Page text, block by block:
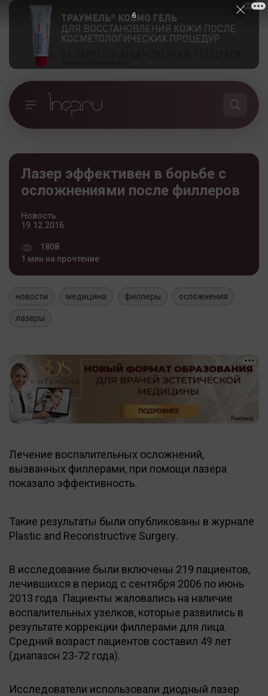
Лазер эффективен в борьбе с
осложнениями после филлеров
Новость
19.12.2016
1808
1 мин на прочтение
новости медицина филлеры осложнения
лазеры
Лечение воспалительных осложнений,
вызванных филлерами, при помощи лазера
показало эффективность.
Такие результаты были опубликованы в журнале
Plastic and Reconstructive Surgery.
В исследование были включены 219 пациентов,
лечившихся в период с сентября 2006 по июнь
2013 года. Пациенты жаловались на наличие
воспалительных узелков, которые развились в
результате коррекции филлерами для лица.
Средний возраст пациентов составил 49 лет
(диапазон 23-72 года).
Исследователи использовали диодный лазер
5